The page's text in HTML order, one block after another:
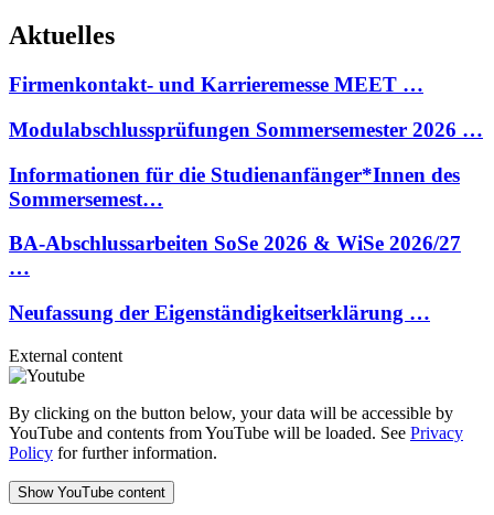
Aktuelles
Firmenkontakt- und Karrieremesse MEET …
Modulabschlussprüfungen Sommersemester 2026 …
Informationen für die Studienanfänger*Innen des
Sommersemest…
BA-Abschlussarbeiten SoSe 2026 & WiSe 2026/27
…
Neufassung der Eigenständigkeitserklärung …
External content
By clicking on the button below, your data will be accessible by
YouTube and contents from YouTube will be loaded. See Privacy
Policy for further information.
Show YouTube content